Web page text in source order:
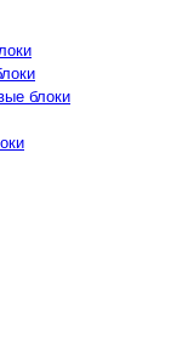
блоки